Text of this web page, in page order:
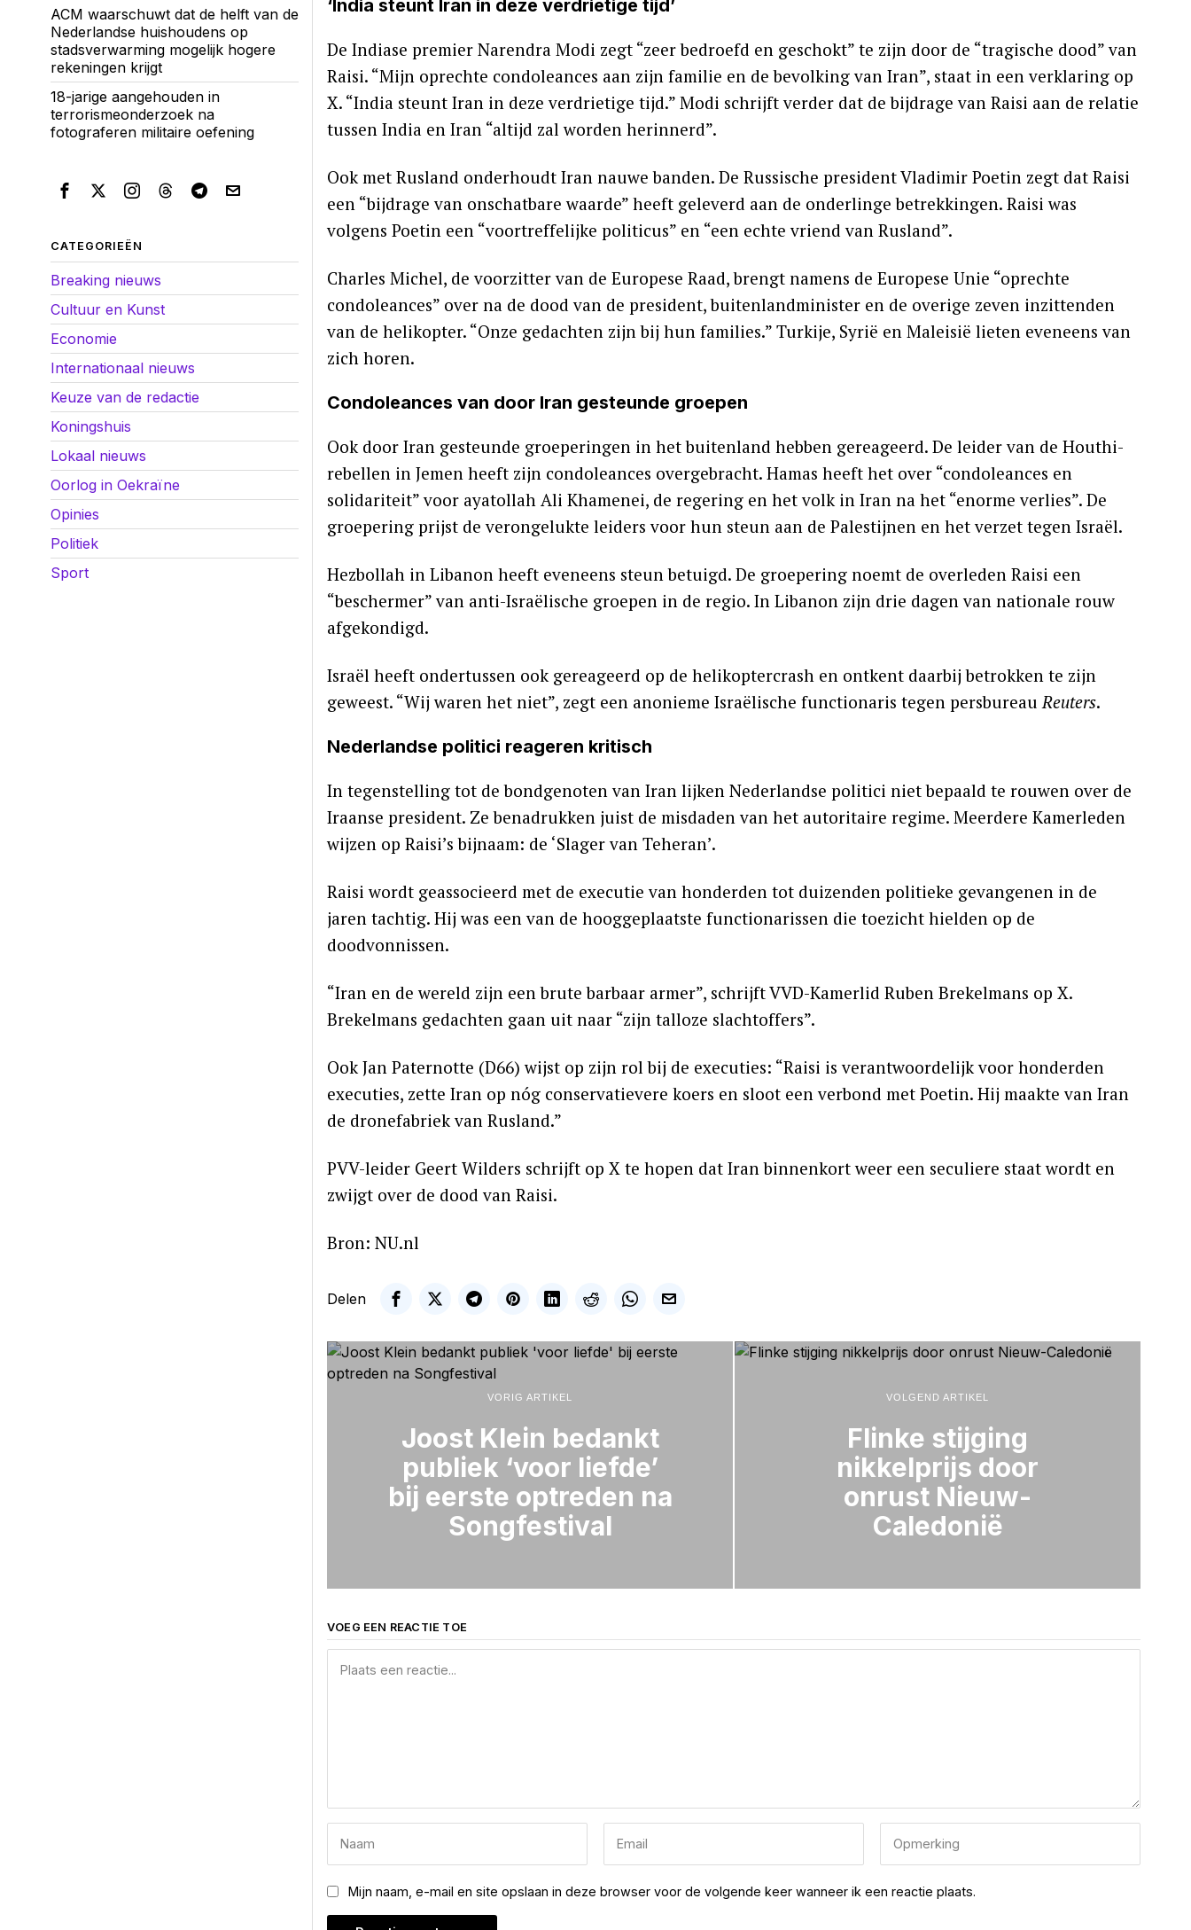
‘India steunt Iran in deze verdrietige tijd’
De Indiase premier Narendra Modi zegt “zeer bedroefd en geschokt” te zijn door de “tragische dood” van
Raisi. “Mijn oprechte condoleances aan zijn familie en de bevolking van Iran”, staat in een verklaring op
X. “India steunt Iran in deze verdrietige tijd.” Modi schrijft verder dat de bijdrage van Raisi aan de relatie
tussen India en Iran “altijd zal worden herinnerd”.
Ook met Rusland onderhoudt Iran nauwe banden. De Russische president Vladimir Poetin zegt dat Raisi
een “bijdrage van onschatbare waarde” heeft geleverd aan de onderlinge betrekkingen. Raisi was
volgens Poetin een “voortreffelijke politicus” en “een echte vriend van Rusland”.
Charles Michel, de voorzitter van de Europese Raad, brengt namens de Europese Unie “oprechte
condoleances” over na de dood van de president, buitenlandminister en de overige zeven inzittenden
van de helikopter. “Onze gedachten zijn bij hun families.” Turkije, Syrië en Maleisië lieten eveneens van
zich horen.
Condoleances van door Iran gesteunde groepen
Ook door Iran gesteunde groeperingen in het buitenland hebben gereageerd. De leider van de Houthi-
rebellen in Jemen heeft zijn condoleances overgebracht. Hamas heeft het over “condoleances en
solidariteit” voor ayatollah Ali Khamenei, de regering en het volk in Iran na het “enorme verlies”. De
groepering prijst de verongelukte leiders voor hun steun aan de Palestijnen en het verzet tegen Israël.
Hezbollah in Libanon heeft eveneens steun betuigd. De groepering noemt de overleden Raisi een
“beschermer” van anti-Israëlische groepen in de regio. In Libanon zijn drie dagen van nationale rouw
afgekondigd.
Israël heeft ondertussen ook gereageerd op de helikoptercrash en ontkent daarbij betrokken te zijn
geweest. “Wij waren het niet”, zegt een anonieme Israëlische functionaris tegen persbureauReuters.
Nederlandse politici reageren kritisch
In tegenstelling tot de bondgenoten van Iran lijken Nederlandse politici niet bepaald te rouwen over de
Iraanse president. Ze benadrukken juist de misdaden van het autoritaire regime. Meerdere Kamerleden
wijzen op Raisi’s bijnaam: de ‘Slager van Teheran’.
Raisi wordt geassocieerd met de executie van honderden tot duizenden politieke gevangenen in de
jaren tachtig. Hij was een van de hooggeplaatste functionarissen die toezicht hielden op de
doodvonnissen.
“Iran en de wereld zijn een brute barbaar armer”, schrijft VVD-Kamerlid Ruben Brekelmans op X.
Brekelmans gedachten gaan uit naar “zijn talloze slachtoffers”.
Ook Jan Paternotte (D66) wijst op zijn rol bij de executies: “Raisi is verantwoordelijk voor honderden
executies, zette Iran op nóg conservatievere koers en sloot een verbond met Poetin. Hij maakte van Iran
de dronefabriek van Rusland.”
PVV-leider Geert Wilders schrijft op X te hopen dat Iran binnenkort weer een seculiere staat wordt en
zwijgt over de dood van Raisi.
Bron: NU.nl
Delen
VORIG ARTIKEL
Joost Klein bedankt
publiek ‘voor liefde’
bij eerste optreden na
Songfestival
VOLGEND ARTIKEL
Flinke stijging
nikkelprijs door
onrust Nieuw-
Caledonië
VOEG EEN REACTIE TOE
Mijn naam, e-mail en site opslaan in deze browser voor de volgende keer wanneer ik een reactie plaats.
ACM waarschuwt dat de helft van de
Nederlandse huishoudens op
stadsverwarming mogelijk hogere
rekeningen krijgt
18-jarige aangehouden in
terrorismeonderzoek na
fotograferen militaire oefening
CATEGORIEËN
Breaking nieuws
Cultuur en Kunst
Economie
Internationaal nieuws
Keuze van de redactie
Koningshuis
Lokaal nieuws
Oorlog in Oekraïne
Opinies
Politiek
Sport